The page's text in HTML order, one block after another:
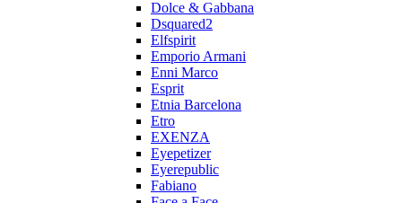
Dolce & Gabbana
Dsquared2
Elfspirit
Emporio Armani
Enni Marco
Esprit
Etnia Barcelona
Etro
EXENZA
Eyepetizer
Eyerepublic
Fabiano